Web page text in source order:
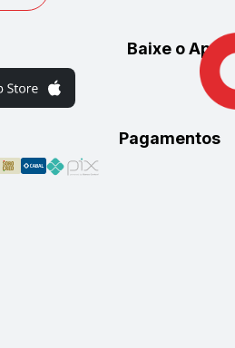
Baixe o App
Pagamentos